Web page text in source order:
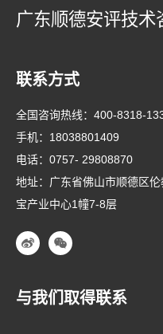
广东顺德安评技术
联系方式
全国咨询热线： 400-8318-
手机： 18038801409
电话： 0757- 29808870
地址：广东省佛山市顺德区
宝产业中心1幢7-8层
与我们取得联系